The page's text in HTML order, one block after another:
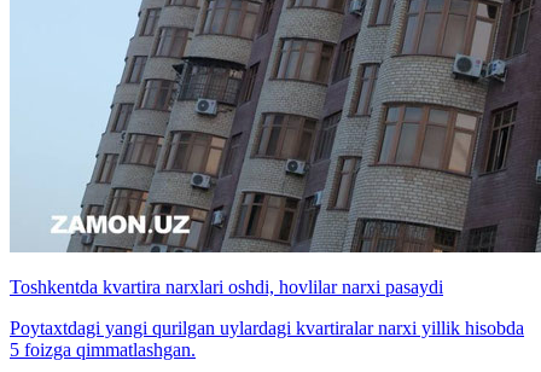
Toshkentda kvartira narxlari oshdi, hovlilar narxi pasaydi
Poytaxtdagi yangi qurilgan uylardagi kvartiralar narxi yillik hisobda
5 foizga qimmatlashgan.